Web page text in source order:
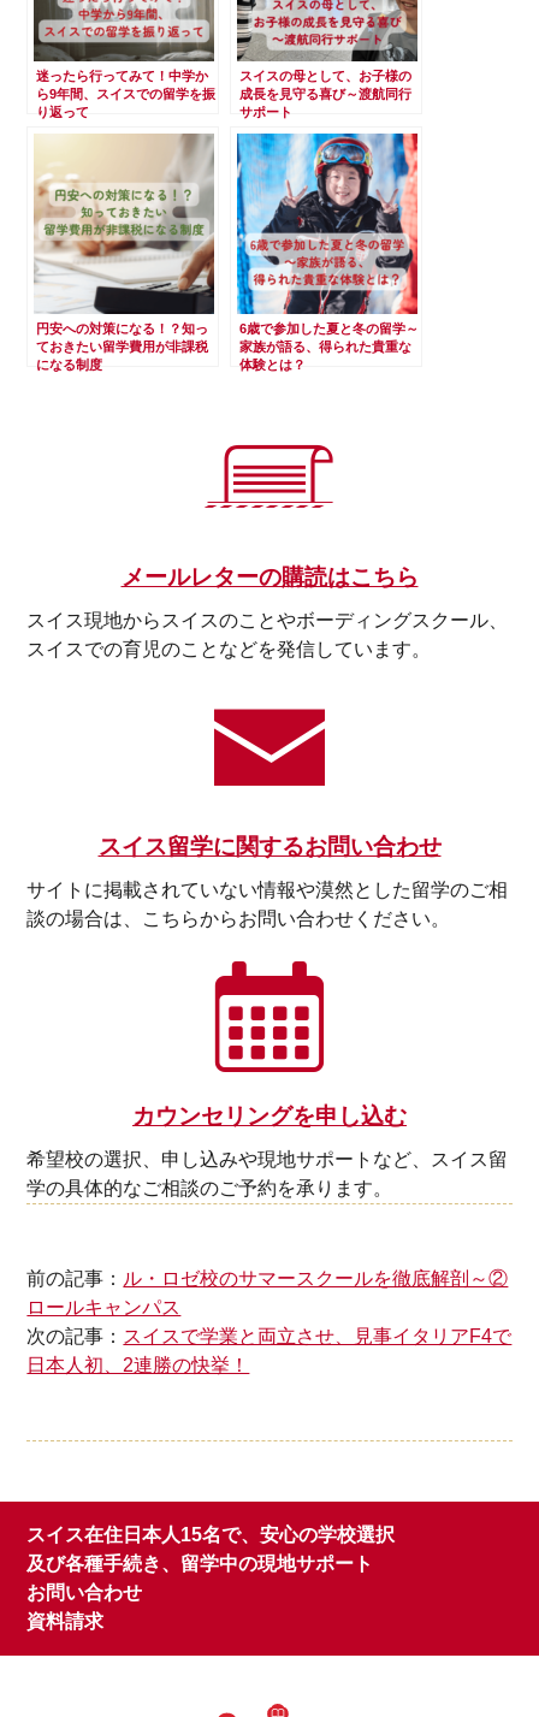
迷ったら行ってみて！中学か
ら9年間、スイスでの留学を振
り返って
スイスの母として、お子様の
成長を見守る喜び～渡航同行
サポート
円安への対策になる！？知っ
ておきたい留学費用が非課税
になる制度
6歳で参加した夏と冬の留学～
家族が語る、得られた貴重な
体験とは？
メールレターの購読はこちら
スイス現地からスイスのことやボーディングスクール、
スイスでの育児のことなどを発信しています。
スイス留学に関するお問い合わせ
サイトに掲載されていない情報や漠然とした留学のご相
談の場合は、こちらからお問い合わせください。
カウンセリングを申し込む
希望校の選択、申し込みや現地サポートなど、スイス留
学の具体的なご相談のご予約を承ります。
前の記事： ル・ロゼ校のサマースクールを徹底解剖～②
ロールキャンパス
次の記事： スイスで学業と両立させ、見事イタリアF4で
日本人初、2連勝の快挙！
スイス在住日本人15名で、安心の学校選択
及び各種手続き、留学中の現地サポート
お問い合わせ
資料請求